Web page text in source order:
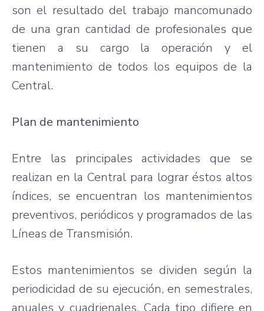
son el resultado del trabajo mancomunado
de una gran cantidad de profesionales que
tienen a su cargo la operación y el
mantenimiento de todos los equipos de la
Central.
Plan de mantenimiento
Entre las principales actividades que se
realizan en la Central para lograr éstos altos
índices, se encuentran los mantenimientos
preventivos, periódicos y programados de las
Líneas de Transmisión.
Estos mantenimientos se dividen según la
periodicidad de su ejecución, en semestrales,
anuales y cuadrienales. Cada tipo difiere en